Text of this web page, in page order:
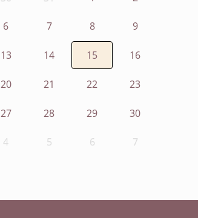
6 7 8 9
13 14 15 16
20 21 22 23
27 28 29 30
4 5 6 7